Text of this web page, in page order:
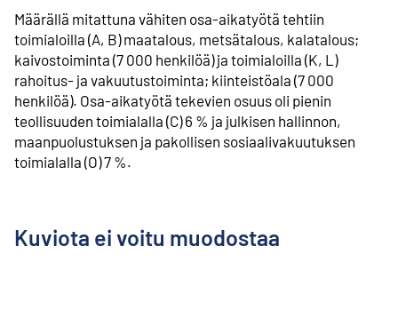
Määrällä mitattuna vähiten osa-aikatyötä tehtiin
toimialoilla (A, B) maatalous, metsätalous, kalatalous;
kaivostoiminta (7 000 henkilöä) ja toimialoilla (K, L)
rahoitus- ja vakuutustoiminta; kiinteistöala (7 000
henkilöä). Osa-aikatyötä tekevien osuus oli pienin
teollisuuden toimialalla (C) 6 % ja julkisen hallinnon,
maanpuolustuksen ja pakollisen sosiaalivakuutuksen
toimialalla (O) 7 %.
Kuviota ei voitu muodostaa